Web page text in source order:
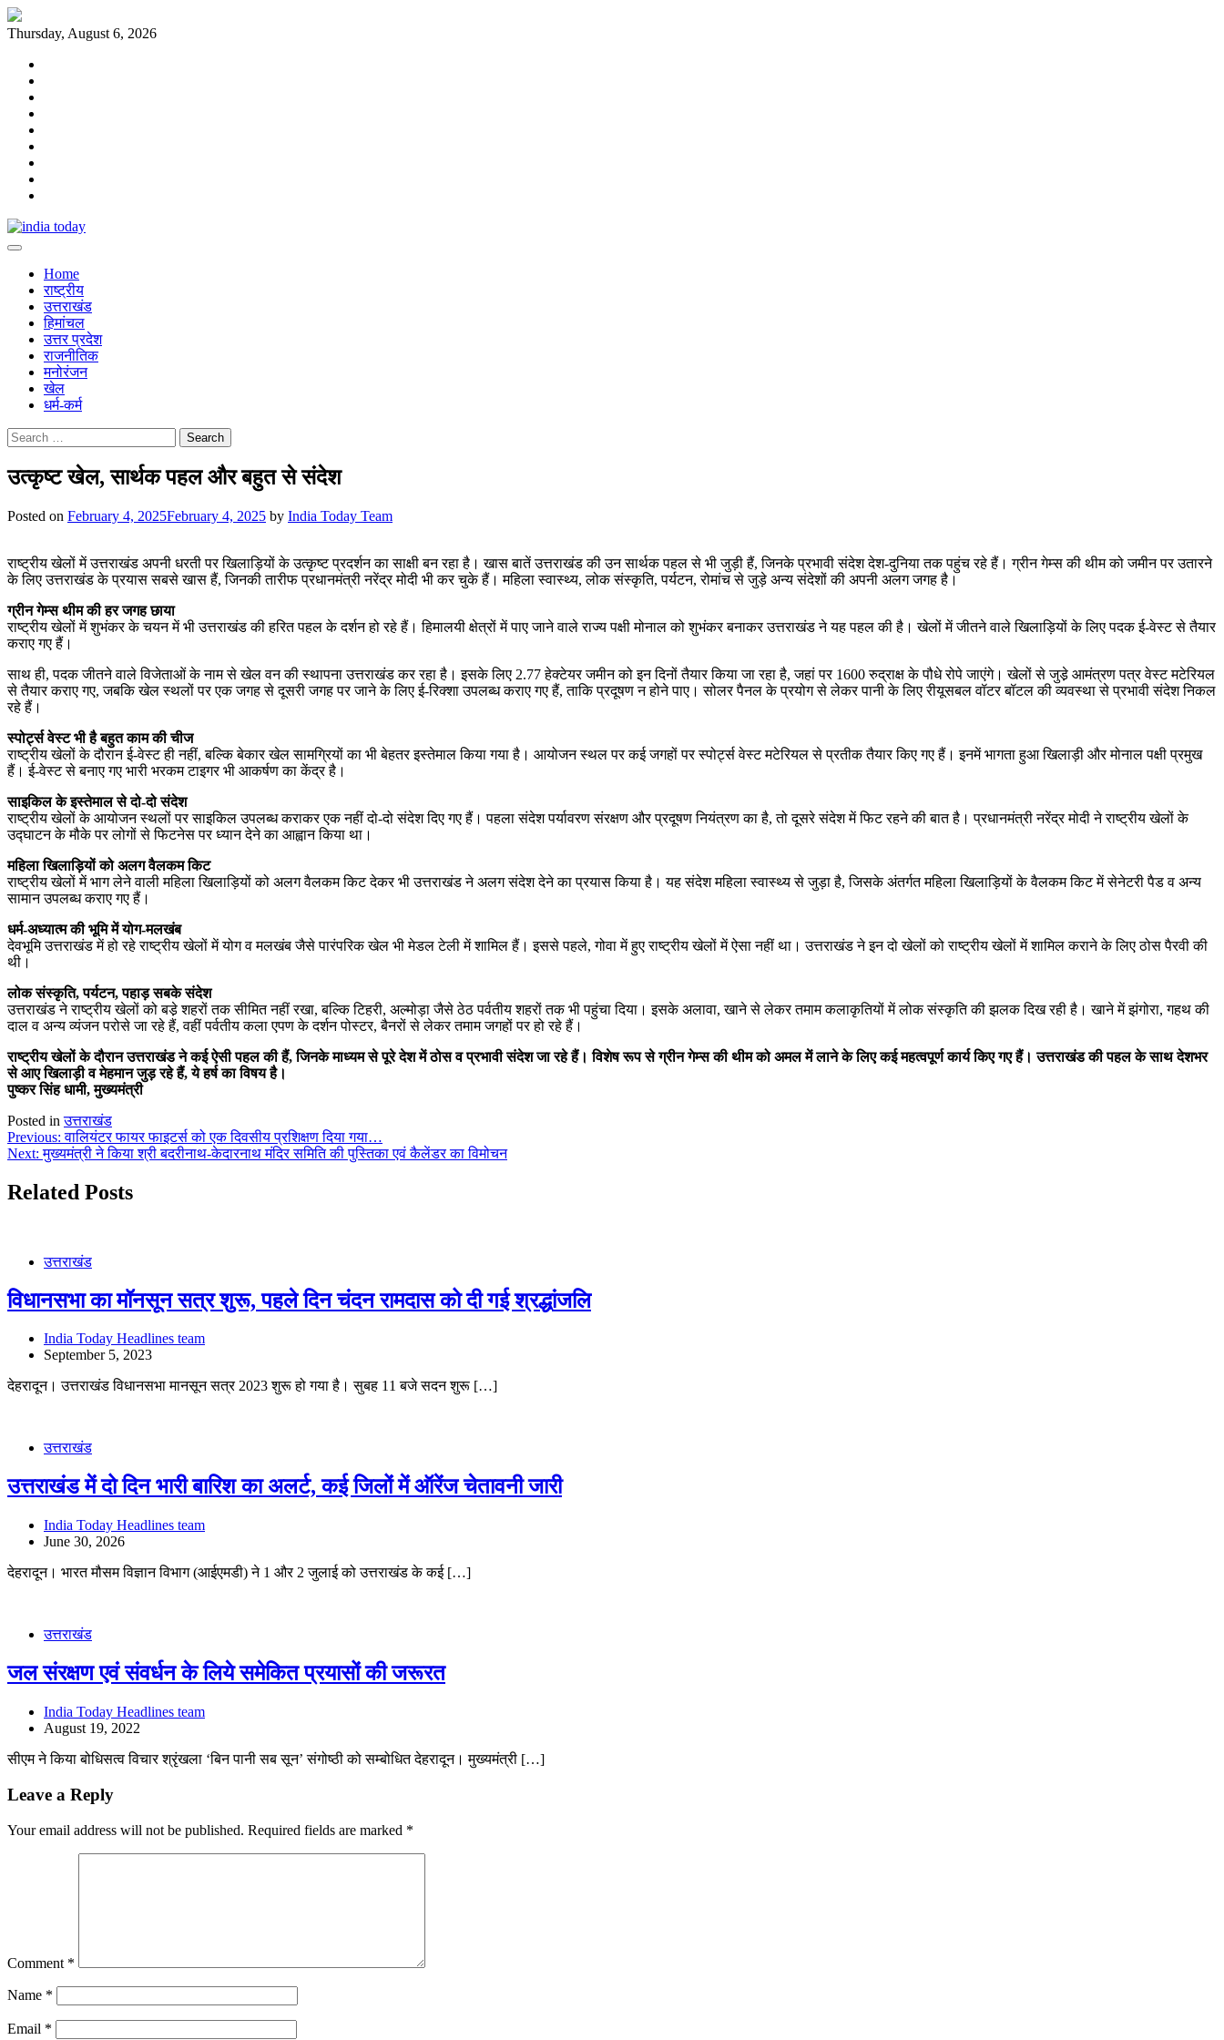
Skip
to
Thursday, August 6, 2026
Home
राष्ट्रीय
उत्तराखंड
हिमांचल
उत्तर प्रदेश
राजनीतिक
मनोरंजन
खेल
धर्म-कर्म
Search
for:
उत्कृष्ट खेल, सार्थक पहल और बहुत से संदेश
Posted on February 4, 2025February 4, 2025 by India Today Team
राष्ट्रीय खेलों में उत्तराखंड अपनी धरती पर खिलाड़ियों के उत्कृष्ट प्रदर्शन का साक्षी बन रहा है। खास बातें उत्तराखंड की उन सार्थक पहल से भी जुड़ी हैं, जिनके प्रभावी संदेश देश-दुनिया तक पहुंच रहे हैं। ग्रीन गेम्स की थीम को जमीन पर उतारने
के लिए उत्तराखंड के प्रयास सबसे खास हैं, जिनकी तारीफ प्रधानमंत्री नरेंद्र मोदी भी कर चुके हैं। महिला स्वास्थ्य, लोक संस्कृति, पर्यटन, रोमांच से जुड़े अन्य संदेशों की अपनी अलग जगह है।
ग्रीन गेम्स थीम की हर जगह छाया
राष्ट्रीय खेलों में शुभंकर के चयन में भी उत्तराखंड की हरित पहल के दर्शन हो रहे हैं। हिमालयी क्षेत्रों में पाए जाने वाले राज्य पक्षी मोनाल को शुभंकर बनाकर उत्तराखंड ने यह पहल की है। खेलों में जीतने वाले खिलाड़ियों के लिए पदक ई-वेस्ट से तैयार
कराए गए हैं।
साथ ही, पदक जीतने वाले विजेताओं के नाम से खेल वन की स्थापना उत्तराखंड कर रहा है। इसके लिए 2.77 हेक्टेयर जमीन को इन दिनों तैयार किया जा रहा है, जहां पर 1600 रुद्राक्ष के पौधे रोपे जाएंगे। खेलों से जुडे़ आमंत्रण पत्र वेस्ट मटेरियल
से तैयार कराए गए, जबकि खेल स्थलों पर एक जगह से दूसरी जगह पर जाने के लिए ई-रिक्शा उपलब्ध कराए गए हैं, ताकि प्रदूषण न होने पाए। सोलर पैनल के प्रयोग से लेकर पानी के लिए रीयूसबल वॉटर बॉटल की व्यवस्था से प्रभावी संदेश निकल
रहे हैं।
स्पोर्ट्स वेस्ट भी है बहुत काम की चीज
राष्ट्रीय खेलों के दौरान ई-वेस्ट ही नहीं, बल्कि बेकार खेल सामग्रियों का भी बेहतर इस्तेमाल किया गया है। आयोजन स्थल पर कई जगहों पर स्पोर्ट्स वेस्ट मटेरियल से प्रतीक तैयार किए गए हैं। इनमें भागता हुआ खिलाड़ी और मोनाल पक्षी प्रमुख
हैं। ई-वेस्ट से बनाए गए भारी भरकम टाइगर भी आकर्षण का केंद्र है।
साइकिल के इस्तेमाल से दो-दो संदेश
राष्ट्रीय खेलों के आयोजन स्थलों पर साइकिल उपलब्ध कराकर एक नहीं दो-दो संदेश दिए गए हैं। पहला संदेश पर्यावरण संरक्षण और प्रदूषण नियंत्रण का है, तो दूसरे संदेश में फिट रहने की बात है। प्रधानमंत्री नरेंद्र मोदी ने राष्ट्रीय खेलों के
उद्घाटन के मौके पर लोगों से फिटनेस पर ध्यान देने का आह्वान किया था।
महिला खिलाड़ियों को अलग वैलकम किट
राष्ट्रीय खेलों में भाग लेने वाली महिला खिलाड़ियों को अलग वैलकम किट देकर भी उत्तराखंड ने अलग संदेश देने का प्रयास किया है। यह संदेश महिला स्वास्थ्य से जुड़ा है, जिसके अंतर्गत महिला खिलाड़ियों के वैलकम किट में सेनेटरी पैड व अन्य
सामान उपलब्ध कराए गए हैं।
धर्म-अध्यात्म की भूमि में योग-मलखंब
देवभूमि उत्तराखंड में हो रहे राष्ट्रीय खेलों में योग व मलखंब जैसे पारंपरिक खेल भी मेडल टेली में शामिल हैं। इससे पहले, गोवा में हुए राष्ट्रीय खेलों में ऐसा नहीं था। उत्तराखंड ने इन दो खेलों को राष्ट्रीय खेलों में शामिल कराने के लिए ठोस पैरवी की
थी।
लोक संस्कृति, पर्यटन, पहाड़ सबके संदेश
उत्तराखंड ने राष्ट्रीय खेलों को बडे़ शहरों तक सीमित नहीं रखा, बल्कि टिहरी, अल्मोड़ा जैसे ठेठ पर्वतीय शहरों तक भी पहुंचा दिया। इसके अलावा, खाने से लेकर तमाम कलाकृतियों में लोक संस्कृति की झलक दिख रही है। खाने में झंगोरा, गहथ की
दाल व अन्य व्यंजन परोसे जा रहे हैं, वहीं पर्वतीय कला एपण के दर्शन पोस्टर, बैनरों से लेकर तमाम जगहों पर हो रहे हैं।
राष्ट्रीय खेलों के दौरान उत्तराखंड ने कई ऐसी पहल की हैं, जिनके माध्यम से पूरे देश में ठोस व प्रभावी संदेश जा रहे हैं। विशेष रूप से ग्रीन गेम्स की थीम को अमल में लाने के लिए कई महत्वपूर्ण कार्य किए गए हैं। उत्तराखंड की पहल के साथ देशभर
से आए खिलाड़ी व मेहमान जुड़ रहे हैं, ये हर्ष का विषय है।
पुष्कर सिंह धामी, मुख्यमंत्री
Posted inउत्तराखंड
Post
navigation
Previous: वालियंटर फायर फाइटर्स को एक दिवसीय प्रशिक्षण दिया गया…
Next: मुख्यमंत्री ने किया श्री बदरीनाथ-केदारनाथ मंदिर समिति की पुस्तिका एवं कैलेंडर का विमोचन
Related Posts
उत्तराखंड
विधानसभा का मॉनसून सत्र शुरू, पहले दिन चंदन रामदास को दी गई श्रद्धांजलि
India Today Headlines team
September 5, 2023
देहरादून। उत्तराखंड विधानसभा मानसून सत्र 2023 शुरू हो गया है। सुबह 11 बजे सदन शुरू […]
उत्तराखंड
उत्तराखंड में दो दिन भारी बारिश का अलर्ट, कई जिलों में ऑरेंज चेतावनी जारी
India Today Headlines team
June 30, 2026
देहरादून। भारत मौसम विज्ञान विभाग (आईएमडी) ने 1 और 2 जुलाई को उत्तराखंड के कई […]
उत्तराखंड
जल संरक्षण एवं संवर्धन के लिये समेकित प्रयासों की जरूरत
India Today Headlines team
August 19, 2022
सीएम ने किया बोधिसत्व विचार श्रृंखला ‘बिन पानी सब सून’ संगोष्ठी को सम्बोधित देहरादून। मुख्यमंत्री […]
Leave a Reply
Your email address will not be published. Required fields are marked *
Comment *
Name *
Email *